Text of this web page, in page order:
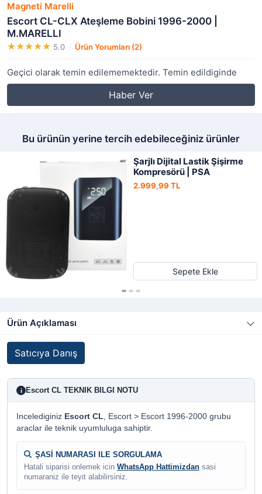
Magneti Marelli
Escort CL-CLX Ateşleme Bobini 1996-2000 |
M.MARELLI
5.0 Ürün Yorumları (2)
Geçici olarak temin edilememektedir. Temin edildiginde
Haber Ver
Bu ürünün yerine tercih edebileceğiniz ürünler
Şarjlı Dijital Lastik Şişirme
Kompresörü | PSA
2.999,99 TL
Sepete Ekle
Ürün Açıklaması
Satıcıya Danış
i Escort CL TEKNIK BILGI NOTU
Incelediginiz Escort CL, Escort > Escort 1996-2000 grubu
araclar ile teknik uyumluluga sahiptir.
ŞASİ NUMARASI ILE SORGULAMA
Hatali siparisi onlemek icin WhatsApp Hattimizdan sasi
numaraniz ile teyit alabilirsiniz.